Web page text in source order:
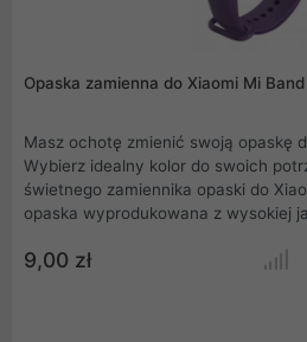
Opaska zamienna do Xiaomi Mi
Masz ochotę zmienić swoją opaskę
Wybierz idealny kolor do swoich
świetnego zamiennika opaski do
opaska wyprodukowana z wysokiej
Elegancka, łatwa w montażu i
9,00 zł